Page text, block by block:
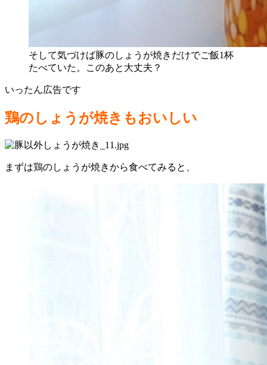
そして気づけば豚のしょうが焼きだけでご飯1杯
たべていた。このあと大丈夫？
いったん広告です
鶏のしょうが焼きもおいしい
まずは鶏のしょうが焼きから食べてみると、